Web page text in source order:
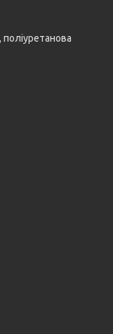
поліуретанова